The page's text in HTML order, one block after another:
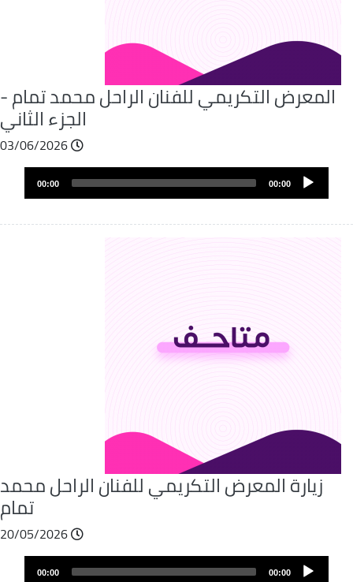
المعرض التكريمي للفنان الراحل محمد تمام -
الجزء الثاني
00:00
00:00
زيارة المعرض التكريمي للفنان الراحل محمد
تمام
00:00
00:00